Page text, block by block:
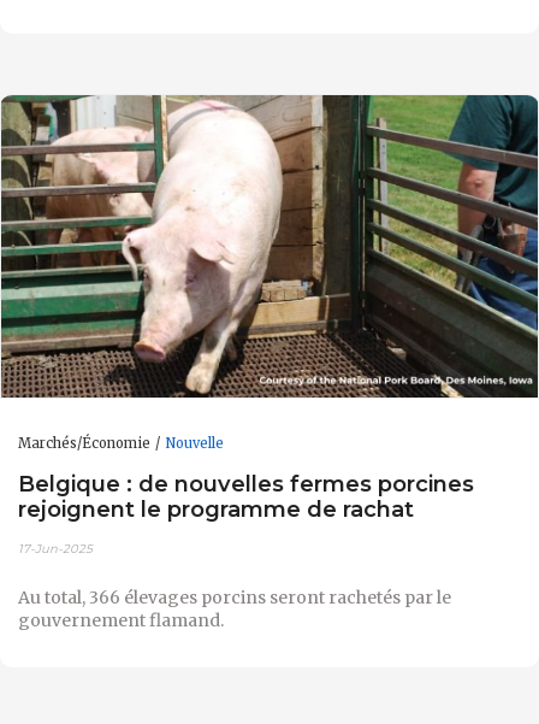
Marchés/Économie Nouvelle
Belgique : de nouvelles fermes porcines
rejoignent le programme de rachat
17-Jun-2025
Au total, 366 élevages porcins seront rachetés par le
gouvernement flamand.